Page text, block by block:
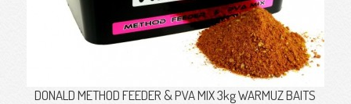
DONALD METHOD FEEDER & PVA MIX 3kg WARMUZ BAITS